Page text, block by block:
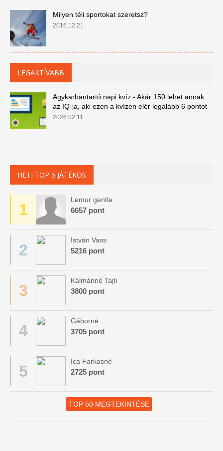
Milyen téli sportokat szeretsz?
2016.12.21
LEGAKTÍVABB
Agykarbantartó napi kvíz - Akár 150 lehet annak
az IQ-ja, aki ezen a kvízen elér legalább 6 pontot
2026.02.11
HETI TOP 5 JÁTÉKOS
1
Lemur gentle
6657 pont
2
István Vass
5216 pont
3
Kálmánné Tajti
3800 pont
4
Gáborné
3705 pont
5
Ica Farkasné
2725 pont
TOP 50 MEGTEKINTÉSE